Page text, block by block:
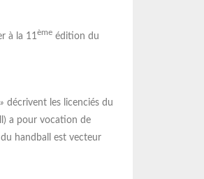
à la 11 èmeédition du
décrivent les licenciés du
a pour vocation de
handball est vecteur